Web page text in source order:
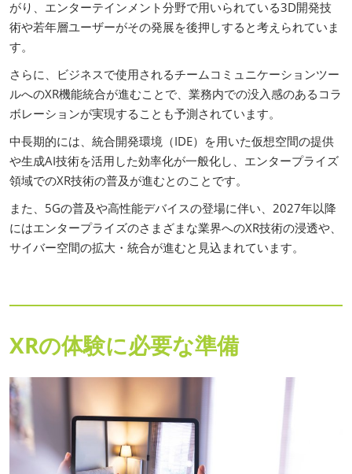
がり、エンターテインメント分野で用いられている3D開発技
術や若年層ユーザーがその発展を後押しすると考えられていま
す。
さらに、ビジネスで使用されるチームコミュニケーションツー
ルへのXR機能統合が進むことで、業務内での没入感のあるコラ
ボレーションが実現することも予測されています。
中長期的には、統合開発環境（IDE）を用いた仮想空間の提供
や生成AI技術を活用した効率化が一般化し、エンタープライズ
領域でのXR技術の普及が進むとのことです。
また、5Gの普及や高性能デバイスの登場に伴い、2027年以降
にはエンタープライズのさまざまな業界へのXR技術の浸透や、
サイバー空間の拡大・統合が進むと見込まれています。
XRの体験に必要な準備